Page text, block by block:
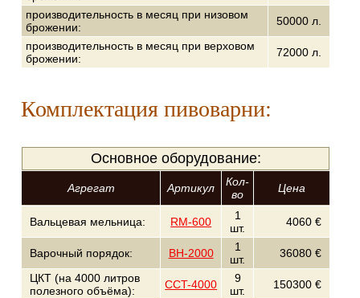
производительность в месяц при низовом
брожении:
50000 л.
производительность в месяц при верховом
брожении:
72000 л.
Комплектация пивоварни:
Основное оборудование:
Агрегат Артикул
Кол-
во
Цена
Вальцевая мельница: RM-600
1
шт.
4060 €
Варочный порядок: BH-2000
1
шт.
36080 €
ЦКТ (на 4000 литров
полезного объёма):
CCT-4000
9
шт.
150300 €